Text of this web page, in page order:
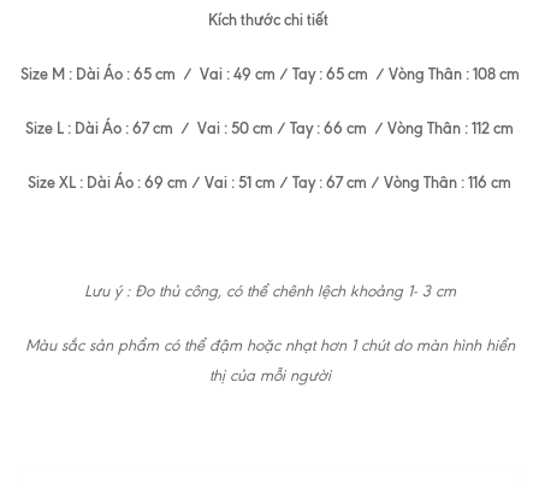
Kích thước chi tiết
Size M : Dài Áo : 65 cm / Vai : 49 cm / Tay : 65 cm / Vòng Thân : 108 cm
Size L : Dài Áo : 67 cm / Vai : 50 cm / Tay : 66 cm / Vòng Thân : 112 cm
Size XL : Dài Áo : 69 cm / Vai : 51 cm / Tay : 67 cm / Vòng Thân : 116 cm
Lưu ý : Đo thủ công, có thể chênh lệch khoảng 1- 3 cm
Màu sắc sản phẩm có thể đậm hoặc nhạt hơn 1 chút do màn hình hiển
thị của mỗi người